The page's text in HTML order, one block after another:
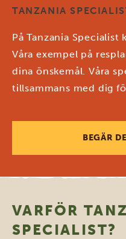
TANZANIA
På Tanzania Specialist
Våra exempel på
dina önskemål. Våra
tillsammans med dig
BEGÄR
VARFÖR
SPECIALIST?